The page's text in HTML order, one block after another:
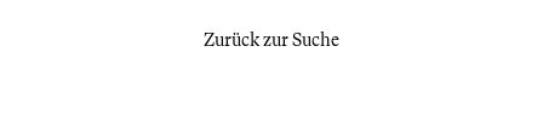
Zurück zur Suche